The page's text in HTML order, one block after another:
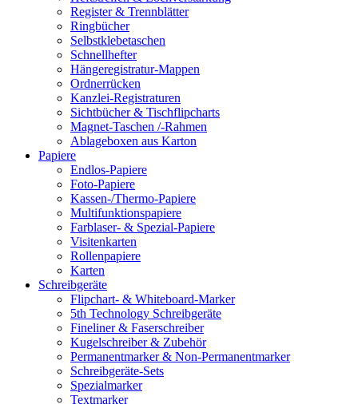
Register & Trennblätter
Ringbücher
Selbstklebetaschen
Schnellhefter
Hängeregistratur-Mappen
Ordnerrücken
Kanzlei-Registraturen
Sichtbücher & Tischflipcharts
Magnet-Taschen /-Rahmen
Ablageboxen aus Karton
Papiere
Endlos-Papiere
Foto-Papiere
Kassen-/Thermo-Papiere
Multifunktionspapiere
Farblaser- & Spezial-Papiere
Visitenkarten
Rollenpapiere
Karten
Schreibgeräte
Flipchart- & Whiteboard-Marker
5th Technology Schreibgeräte
Fineliner & Faserschreiber
Kugelschreiber & Zubehör
Permanentmarker & Non-Permanentmarker
Schreibgeräte-Sets
Spezialmarker
Textmarker